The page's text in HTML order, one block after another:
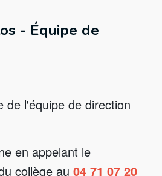
- Équipe de
de l'équipe de direction
en appelant le
collège au 04 71 07 20